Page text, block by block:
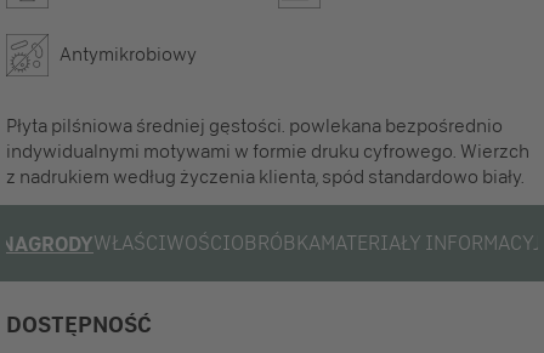
Antymikrobiowy
Płyta pilśniowa średniej gęstości. powlekana bezpośrednio
indywidualnymi motywami w formie druku cyfrowego. Wierzch
z nadrukiem według życzenia klienta, spód standardowo biały.
NAGRODYWŁAŚCIWOŚCIOBRÓBKAMATERIAŁY
DOSTĘPNOŚĆ